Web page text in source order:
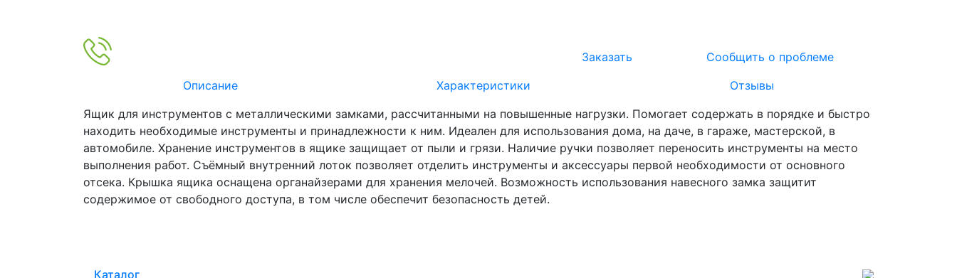
Заказать
Сообщить о проблеме
Описание
Характеристики
Отзывы
Ящик для инструментов с металлическими замками, рассчитанными на повышенные нагрузки. Помогает содержать в порядке и быстро
находить необходимые инструменты и принадлежности к ним. Идеален для использования дома, на даче, в гараже, мастерской, в
автомобиле. Хранение инструментов в ящике защищает от пыли и грязи. Наличие ручки позволяет переносить инструменты на место
выполнения работ. Съёмный внутренний лоток позволяет отделить инструменты и аксессуары первой необходимости от основного
отсека. Крышка ящика оснащена органайзерами для хранения мелочей. Возможность использования навесного замка защитит
содержимое от свободного доступа, в том числе обеспечит безопасность детей.
Каталог